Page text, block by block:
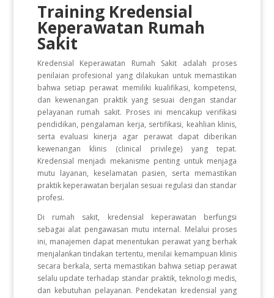
Training Kredensial
Keperawatan Rumah
Sakit
Kredensial Keperawatan Rumah Sakit adalah proses
penilaian profesional yang dilakukan untuk memastikan
bahwa setiap perawat memiliki kualifikasi, kompetensi,
dan kewenangan praktik yang sesuai dengan standar
pelayanan rumah sakit. Proses ini mencakup verifikasi
pendidikan, pengalaman kerja, sertifikasi, keahlian klinis,
serta evaluasi kinerja agar perawat dapat diberikan
kewenangan klinis (clinical privilege) yang tepat.
Kredensial menjadi mekanisme penting untuk menjaga
mutu layanan, keselamatan pasien, serta memastikan
praktik keperawatan berjalan sesuai regulasi dan standar
profesi.
Di rumah sakit, kredensial keperawatan berfungsi
sebagai alat pengawasan mutu internal. Melalui proses
ini, manajemen dapat menentukan perawat yang berhak
menjalankan tindakan tertentu, menilai kemampuan klinis
secara berkala, serta memastikan bahwa setiap perawat
selalu update terhadap standar praktik, teknologi medis,
dan kebutuhan pelayanan. Pendekatan kredensial yang